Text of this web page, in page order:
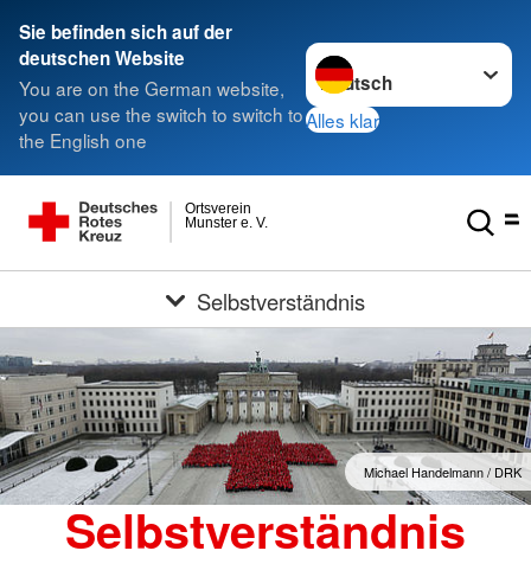
Sie befinden sich auf der
deutschen Website
You are on the German website,
you can use the switch to switch to
the English one
Sprache wechseln zu
Alles klar
Munster e. V.
Ortsverein
Selbstverständnis
Michael Handelmann / DRK
Selbstverständnis